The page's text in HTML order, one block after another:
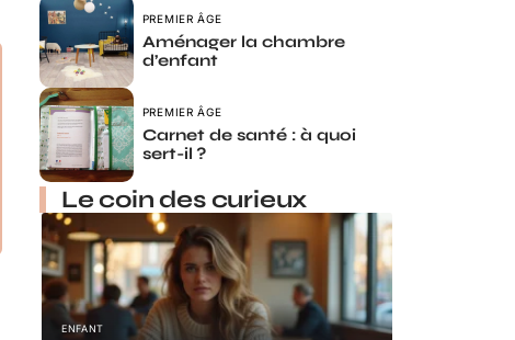
PREMIER ÂGE
Aménager la chambre
d’enfant
PREMIER ÂGE
Carnet de santé : à quoi
sert-il ?
Le coin des curieux
ENFANT